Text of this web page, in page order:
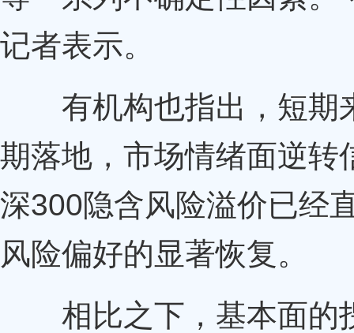
记者表示。
有机构也指出，短期
期落地，市场情绪面逆转
深300隐含风险溢价已经
风险偏好的显著恢复。
相比之下，基本面的